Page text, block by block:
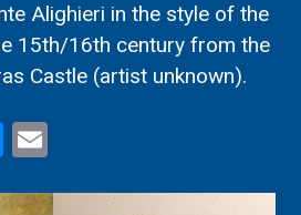
Alighieri in the style of the
15th/16th century from the
Castle (artist unknown).
Messenger